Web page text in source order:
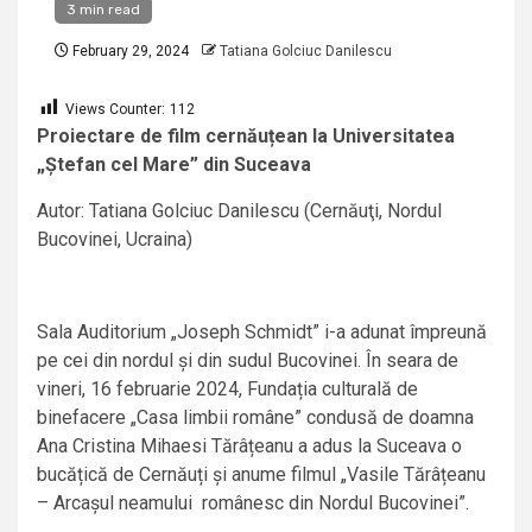
3 min read
February 29, 2024 Tatiana Golciuc Danilescu
Views Counter: 112
Proiectare de film cernăuțean la Universitatea
„Ștefan cel Mare” din Suceava
Autor: Tatiana Golciuc Danilescu (Cernăuţi, Nordul
Bucovinei, Ucraina)
Sala Auditorium „Joseph Schmidt” i-a adunat împreună
pe cei din nordul și din sudul Bucovinei. În seara de
vineri, 16 februarie 2024, Fundația culturală de
binefacere „Casa limbii române” condusă de doamna
Ana Cristina Mihaesi Tărâțeanu a adus la Suceava o
bucățică de Cernăuți și anume filmul „Vasile Tărâțeanu
– Arcașul neamului românesc din Nordul Bucovinei”.